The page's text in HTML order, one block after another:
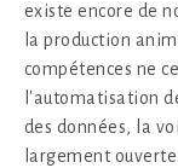
existe encore de
la production
compétences ne
l'automatisation
des données, la
largement